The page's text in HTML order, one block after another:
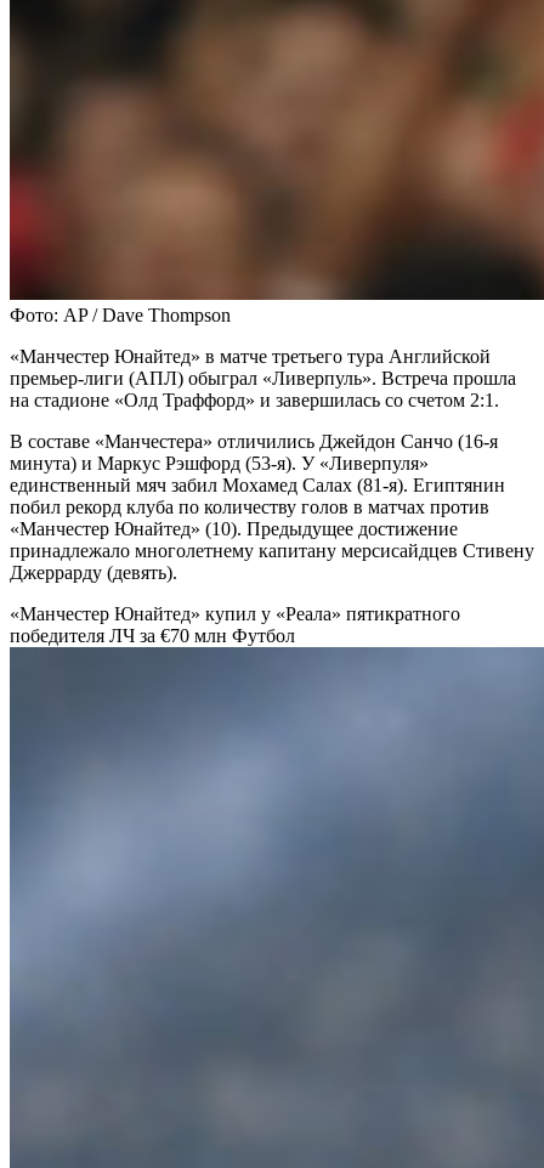
Фото: AP / Dave Thompson
«Манчестер Юнайтед» в матче третьего тура Английской
премьер-лиги (АПЛ) обыграл «Ливерпуль». Встреча прошла
на стадионе «Олд Траффорд» и завершилась со счетом 2:1.
В составе «Манчестера» отличились Джейдон Санчо (16-я
минута) и Маркус Рэшфорд (53-я). У «Ливерпуля»
единственный мяч забил Мохамед Салах (81-я). Египтянин
побил рекорд клуба по количеству голов в матчах против
«Манчестер Юнайтед» (10). Предыдущее достижение
принадлежало многолетнему капитану мерсисайдцев Стивену
Джеррарду (девять).
«Манчестер Юнайтед» купил у «Реала» пятикратного
победителя ЛЧ за €70 млн Футбол